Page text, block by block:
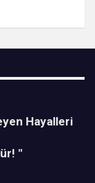
Hayalleri
"